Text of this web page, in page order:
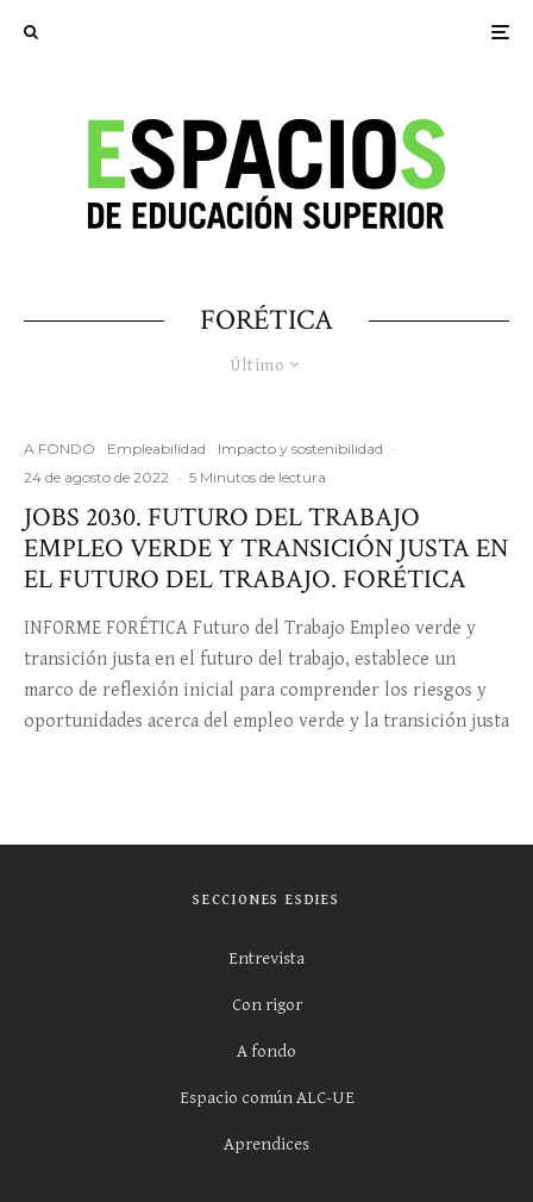
FORÉTICA
Último
A FONDO Empleabilidad Impacto y sostenibilidad ·
24 de agosto de 2022 · 5 Minutos de lectura
JOBS 2030. FUTURO DEL TRABAJO
EMPLEO VERDE Y TRANSICIÓN JUSTA EN
EL FUTURO DEL TRABAJO. FORÉTICA
INFORME FORÉTICA Futuro del Trabajo Empleo verde y
transición justa en el futuro del trabajo, establece un
marco de reflexión inicial para comprender los riesgos y
oportunidades acerca del empleo verde y la transición justa
SECCIONES ESDIES
Entrevista
Con rigor
A fondo
Espacio común ALC-UE
Aprendices